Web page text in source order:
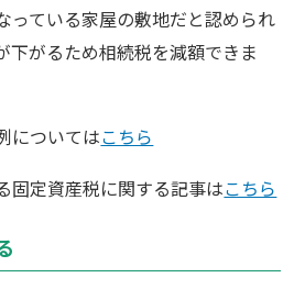
っている家屋の敷地だと認められ
下がるため相続税を減額できま
についてはこちら
定資産税に関する記事はこちら